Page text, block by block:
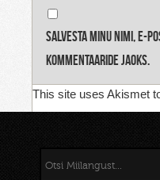
Salvesta minu nimi, e-
kommentaaride jaoks.
This site uses Akismet